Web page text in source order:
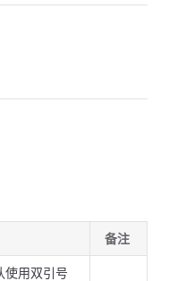
备注
使用双引号